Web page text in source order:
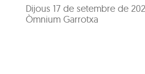
Dijous 17 de setembre de
Òmnium Garrotxa